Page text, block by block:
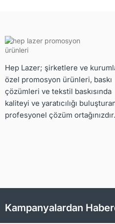
Hep Lazer; şirketlere ve
özel promosyon ürünleri, baskı
çözümleri ve tekstil baskısında
kaliteyi ve yaratıcılığı
profesyonel çözüm ortağınızdır.
Kampanyalardan